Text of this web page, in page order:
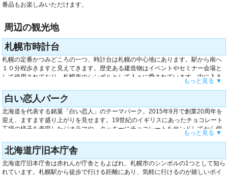
番品もお楽しみいただけます。
周辺の観光地
札幌市時計台
札幌の定番かつみどころの一つ、時計台は札幌の中心地にあります。駅から南へ
１０分程歩きますと見えてきます。歴史ある建造物はイベントやセミナー会場と
して使用されており、札幌市のシンボルとして人々に愛されています。中に入る
と、1階には農学校時代や武芸の歴史、また2階には時計台で使われている同じ型
の時計機械をご見学いただけます。西洋風の建物に降りしきる雪の中でライトア
ップされた幻想的な姿は一生忘れることのない光景となるはずです。展示物見学
ができる昼間、幻想的に映し出される夜、どちらも魅力満載です。
もっと見る ▼
白い恋人パーク
北海道を代表する銘菓「白い恋人」のテーマパーク。2015年9月で創業20周年を
迎え、ますます盛り上がりを見せます。19世紀のイギリスにあったチョコレート
工場の様子を表現したジオラマや、クッキーにチョコレートをサンドしてから個
包装するまでの製造ラインが見学できたりと館内は見どころが満載。また、お菓
子作りの体験もでき、世界でたった一つのクッキーを作りことも。なかでもハー
トの形をした白い恋人に、チョコペンで好きな絵や文字を書く体験コースはお土
産にもなりますので最適です。
もっと見る ▼
北海道庁旧本庁舎
北海道庁旧本庁舎は赤れんが庁舎ともよばれ、札幌市のシンボルの1つとして知ら
れています。札幌駅から徒歩で行ける距離にあり、気軽に行けるのが嬉しいポイ